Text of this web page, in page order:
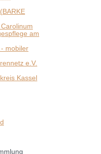
am
mobiler
e.V.
Kassel